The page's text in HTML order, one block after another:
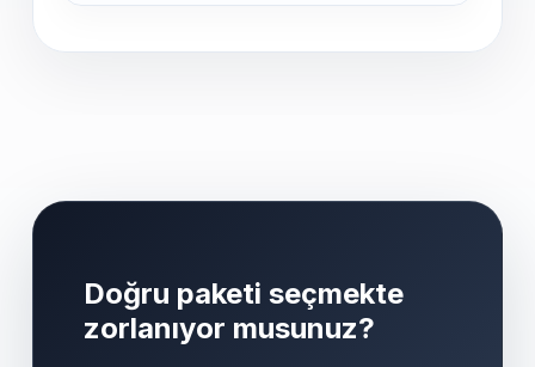
Doğru paketi seçmekte
zorlanıyor musunuz?